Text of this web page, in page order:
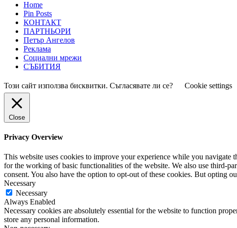
Home
Pin Posts
КОНТАКТ
ПАРТНЬОРИ
Петър Ангелов
Реклама
Социални мрежи
СЪБИТИЯ
Този сайт използва бисквитки. Съгласявате ли се? Cookie settings
Close
Privacy Overview
This website uses cookies to improve your experience while you navigate
for the working of basic functionalities of the website. We also use third-
consent. You also have the option to opt-out of these cookies. But opting
Necessary
Necessary
Always Enabled
Necessary cookies are absolutely essential for the website to function
store any personal information.